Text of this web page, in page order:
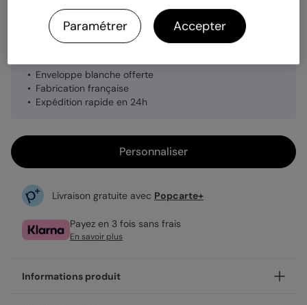
Enveloppe blanche offerte
Fabrication française
Expédition rapide en 24h
Personnaliser
Livraison gratuite avec Popcarte+
Payez en 3 fois sans frais
En savoir plus
Informations produit
Paramétrer Accepter